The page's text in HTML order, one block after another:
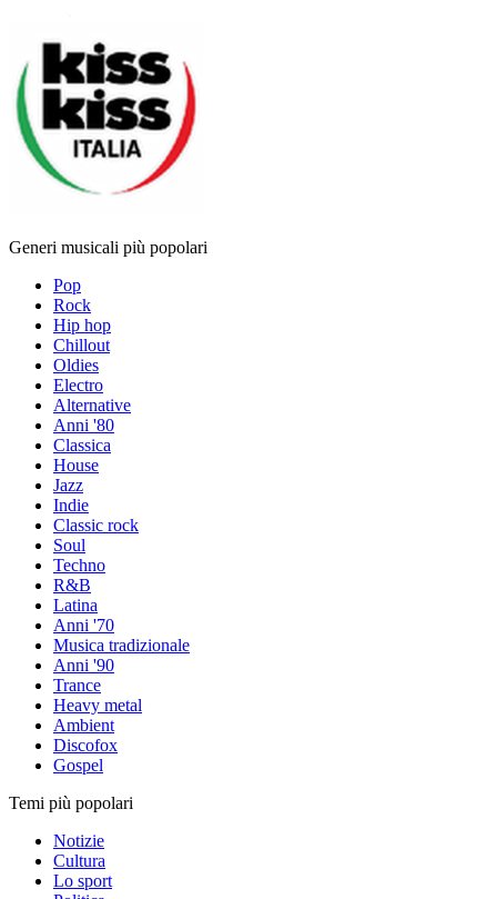
Generi musicali più popolari
Pop
Rock
Hip hop
Chillout
Oldies
Electro
Alternative
Anni '80
Classica
House
Jazz
Indie
Classic rock
Soul
Techno
R&B
Latina
Anni '70
Musica tradizionale
Anni '90
Trance
Heavy metal
Ambient
Discofox
Gospel
Temi più popolari
Notizie
Cultura
Lo sport